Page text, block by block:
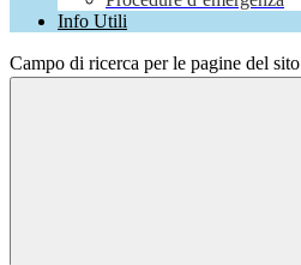
Info Utili
Campo di ricerca per le pagine del sito